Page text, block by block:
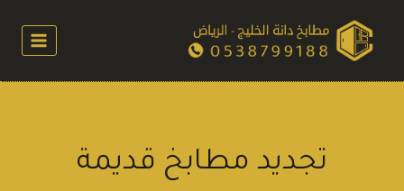
المحتوى
تجديد مطابخ قديمة